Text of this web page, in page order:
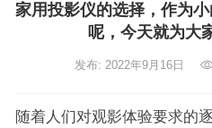
家用投影仪的选择，作为
呢，今天就为大
发布: 2022年9月16日
随着人们对观影体验要求的